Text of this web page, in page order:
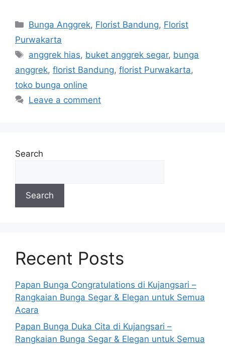
Bunga Anggrek, Florist Bandung, Florist
Purwakarta
anggrek hias, buket anggrek segar, bunga
anggrek, florist Bandung, florist Purwakarta,
toko bunga online
Leave a comment
Search
Search
Recent Posts
Papan Bunga Congratulations di Kujangsari –
Rangkaian Bunga Segar & Elegan untuk Semua
Acara
Papan Bunga Duka Cita di Kujangsari –
Rangkaian Bunga Segar & Elegan untuk Semua